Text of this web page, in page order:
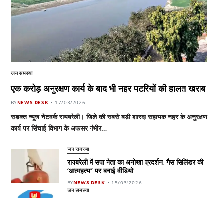
जन समस्या
एक करोड़ अनुरक्षण कार्य के बाद भी नहर पटरियों की हालत खराब
BYNEWS DESK 17/03/2026
सशक्त न्यूज नेटवर्क रायबरेली। जिले की सबसे बड़ी शारदा सहायक नहर के अनुरक्षण
कार्य पर सिंचाई विभाग के अफसर गंभीर…
जन समस्या
रायबरेली में सपा नेता का अनोखा प्रदर्शन, गैस सिलिंडर की
‘आत्महत्या’ पर बनाई वीडियो
BYNEWS DESK 15/03/2026
जन समस्या